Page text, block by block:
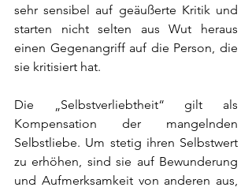
sehr sensibel auf geäußerte Kritik und
starten nicht selten aus Wut heraus
einen Gegenangriff auf die Person, die
sie kritisiert hat.
Die „Selbstverliebtheit“ gilt als
Kompensation der mangelnden
Selbstliebe. Um stetig ihren Selbstwert
zu erhöhen, sind sie auf Bewunderung
und Aufmerksamkeit von anderen aus,